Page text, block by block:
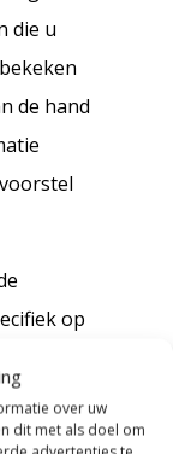
over uw
dit met als doel om
die u
de hand
op
tevoren